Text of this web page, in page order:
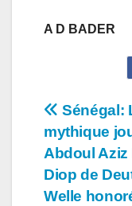
A D BADER
de
l’article
Sénégal:
mythique
Abdoul Aziz
Diop de
Welle